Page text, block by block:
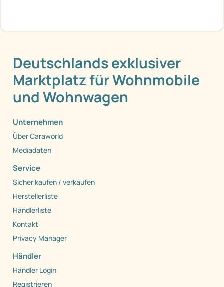
Deutschlands exklusiver
Marktplatz für Wohnmobile
und Wohnwagen
Unternehmen
Über Caraworld
Mediadaten
Service
Sicher kaufen / verkaufen
Herstellerliste
Händlerliste
Kontakt
Privacy Manager
Händler
Händler Login
Registrieren